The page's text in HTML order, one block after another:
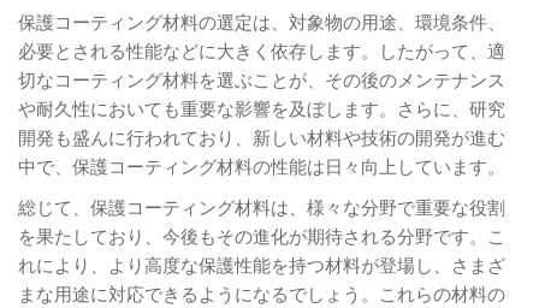
保護コーティング材料の選定は、対象物の用途、環境条件、
必要とされる性能などに大きく依存します。したがって、適
切なコーティング材料を選ぶことが、その後のメンテナンス
や耐久性においても重要な影響を及ぼします。さらに、研究
開発も盛んに行われており、新しい材料や技術の開発が進む
中で、保護コーティング材料の性能は日々向上しています。
総じて、保護コーティング材料は、様々な分野で重要な役割
を果たしており、今後もその進化が期待される分野です。こ
れにより、より高度な保護性能を持つ材料が登場し、さまざ
まな用途に対応できるようになるでしょう。これらの材料の